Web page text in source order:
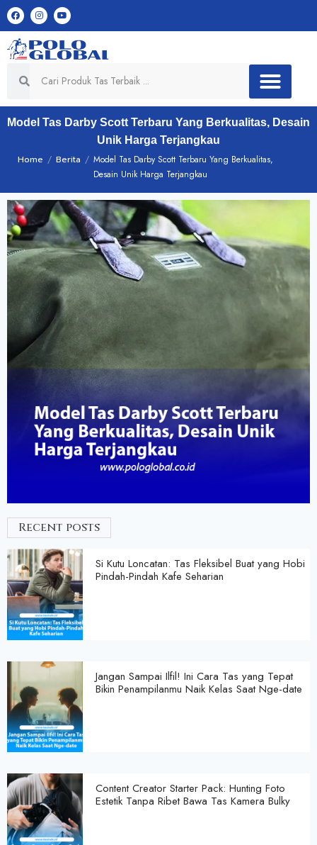
Model Tas Darby Scott Terbaru Yang Berkualitas, Desain
Unik Harga Terjangkau
Home / Berita / Model Tas Darby Scott Terbaru Yang Berkualitas,
Desain Unik Harga Terjangkau
Recent posts
Si Kutu Loncatan: Tas Fleksibel Buat yang Hobi
Pindah-Pindah Kafe Seharian
Jangan Sampai Ilfil! Ini Cara Tas yang Tepat
Bikin Penampilanmu Naik Kelas Saat Nge-date
Content Creator Starter Pack: Hunting Foto
Estetik Tanpa Ribet Bawa Tas Kamera Bulky